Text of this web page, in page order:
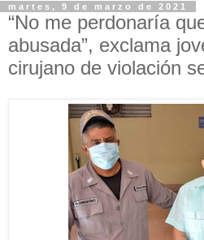
martes, 9 de marzo de 2021
“No me perdonaría
abusada”, exclama
cirujano de violación